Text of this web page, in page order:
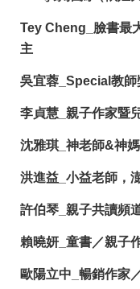
Tey Cheng_臉書最
主
吳宜蓉_Special教師
李貞慧_親子作家暨
沈雅琪_神老師&神
洪進益_小益老師，
許伯琴_親子共讀頻
賴曉妍_童書／親子
歐陽立中_暢銷作家